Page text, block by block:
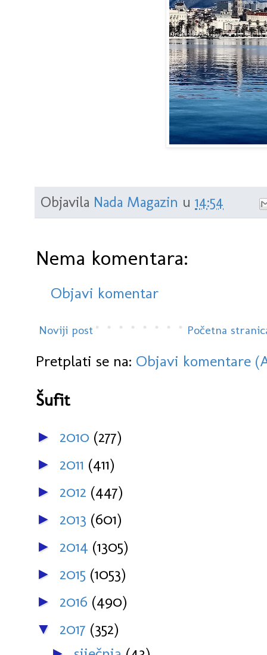
Objavila Nada Magazin u 14:54
Nema komentara:
Objavi komentar
Noviji post Početna
Pretplati se na: Objavi komentare
Šufit
► 2010 (277)
► 2011 (411)
► 2012 (447)
► 2013 (601)
► 2014 (1305)
► 2015 (1053)
► 2016 (490)
▼ 2017 (352)